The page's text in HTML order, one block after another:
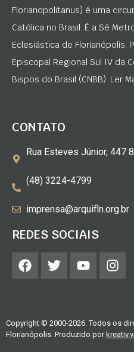
Florianopolitanus) é uma
Católica no Brasil. É a Sé
Eclesiástica de Florianópolis.
Episcopal Regional Sul IV da
Bispos do Brasil (CNBB). Ler
CONTATO
Rua Esteves Júnior, 447
(48) 3224-4799
imprensa@arquifln.org.br
REDES SOCIAIS
Copyright © 2000-2026. Todos os
Florianópolis. Produzido por